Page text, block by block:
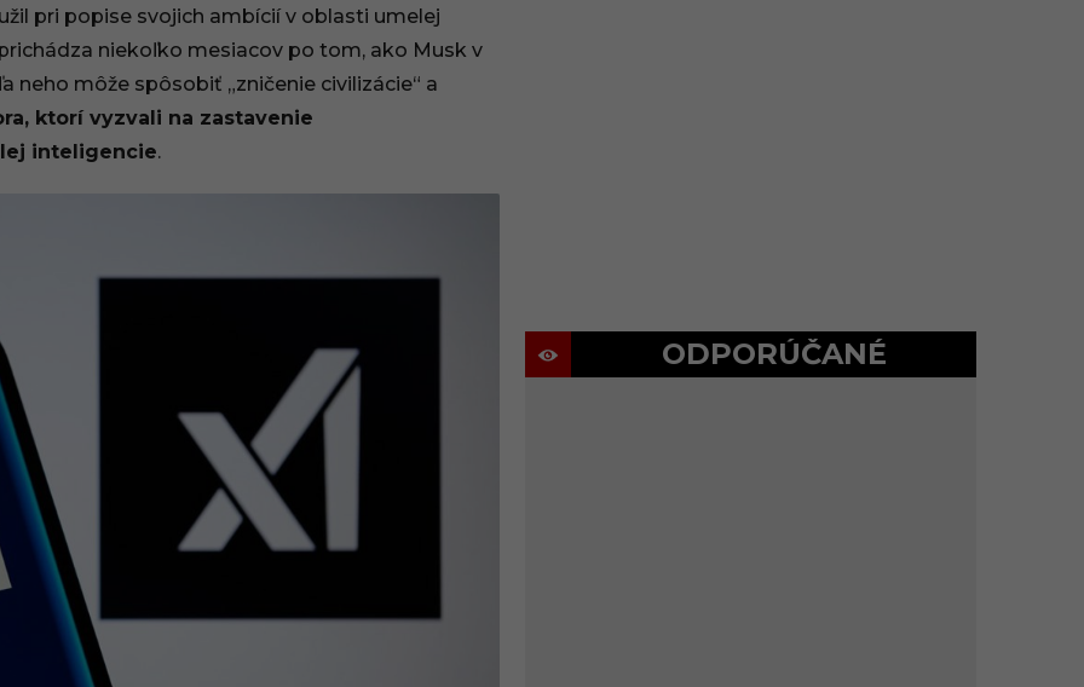
pri popise svojich ambícií v oblasti umelej
niekoľko mesiacov po tom, ako Musk v
neho môže spôsobiť „zničenie civilizácie“ a
ktorí vyzvali na zastavenie
inteligencie.
ODPORÚČANÉ